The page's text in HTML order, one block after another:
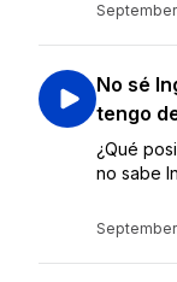
No sé
tengo
¿Qué
no sabe